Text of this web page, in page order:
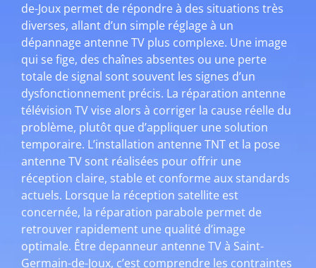
de-Joux permet de répondre à des situations très
diverses, allant d’un simple réglage à un
dépannage antenne TV plus complexe. Une image
qui se fige, des chaînes absentes ou une perte
totale de signal sont souvent les signes d’un
dysfonctionnement précis. La réparation antenne
télévision TV vise alors à corriger la cause réelle du
problème, plutôt que d’appliquer une solution
temporaire. L’installation antenne TNT et la pose
antenne TV sont réalisées pour offrir une
réception claire, stable et conforme aux standards
actuels. Lorsque la réception satellite est
concernée, la réparation parabole permet de
retrouver rapidement une qualité d’image
optimale. Être depanneur antenne TV à Saint-
Germain-de-Joux, c’est comprendre les contraintes